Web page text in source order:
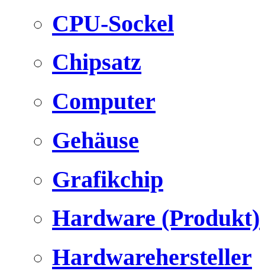
CPU-Sockel
Chipsatz
Computer
Gehäuse
Grafikchip
Hardware (Produkt)
Hardwarehersteller